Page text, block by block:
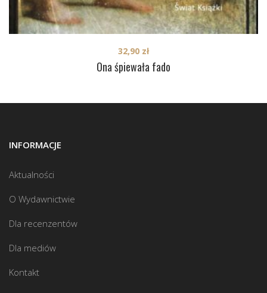
Ona śpiewała fado
32,90 zł
INFORMACJE
Aktualności
O Wydawnictwie
Dla recenzentów
Dla mediów
Kontakt